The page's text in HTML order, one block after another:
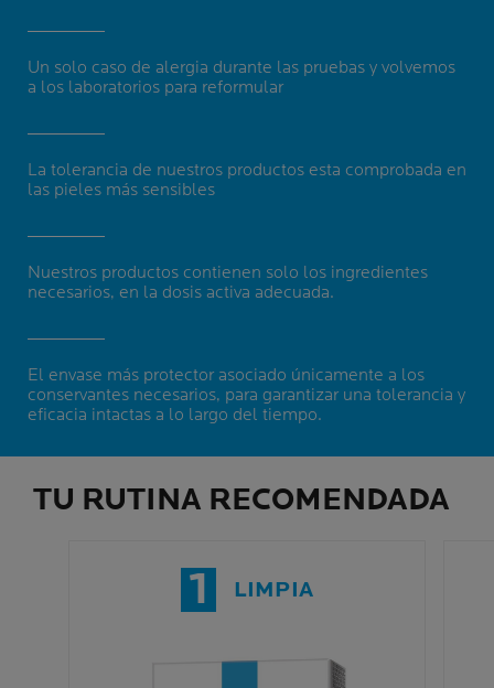
Un solo caso de alergia durante las pruebas y volvemos
a los laboratorios para reformular
La tolerancia de nuestros productos esta comprobada en
las pieles más sensibles
Nuestros productos contienen solo los ingredientes
necesarios, en la dosis activa adecuada.
El envase más protector asociado únicamente a los
conservantes necesarios, para garantizar una tolerancia y
eficacia intactas a lo largo del tiempo.
TU RUTINA RECOMENDADA
1 LIMPIA